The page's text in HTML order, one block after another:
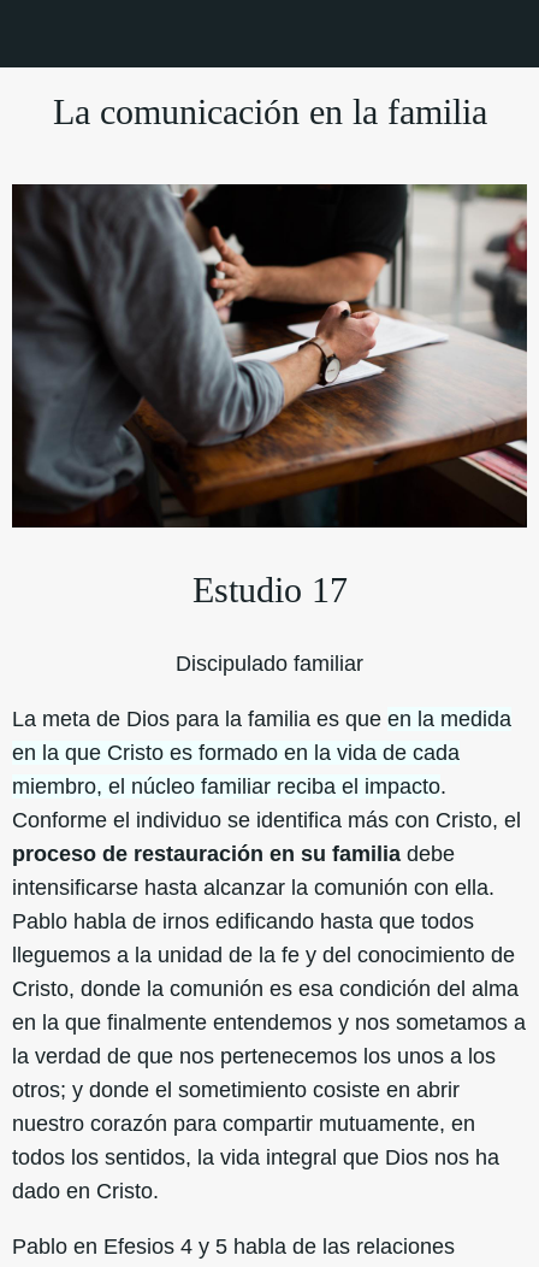
La comunicación en la familia
Estudio 17
Discipulado familiar
La meta de Dios para la familia es que en la medida
en la que Cristo es formado en la vida de cada
miembro, el núcleo familiar reciba el impacto.
Conforme el individuo se identifica más con Cristo, el
proceso de restauración en su familia debe
intensificarse hasta alcanzar la comunión con ella.
Pablo habla de irnos edificando hasta que todos
lleguemos a la unidad de la fe y del conocimiento de
Cristo, donde la comunión es esa condición del alma
en la que finalmente entendemos y nos sometamos a
la verdad de que nos pertenecemos los unos a los
otros; y donde el sometimiento cosiste en abrir
nuestro corazón para compartir mutuamente, en
todos los sentidos, la vida integral que Dios nos ha
dado en Cristo.
Pablo en Efesios 4 y 5 habla de las relaciones